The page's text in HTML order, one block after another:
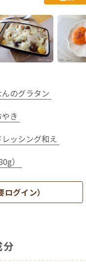
のグラタン
き
レッシング和え
）
グイン）
分